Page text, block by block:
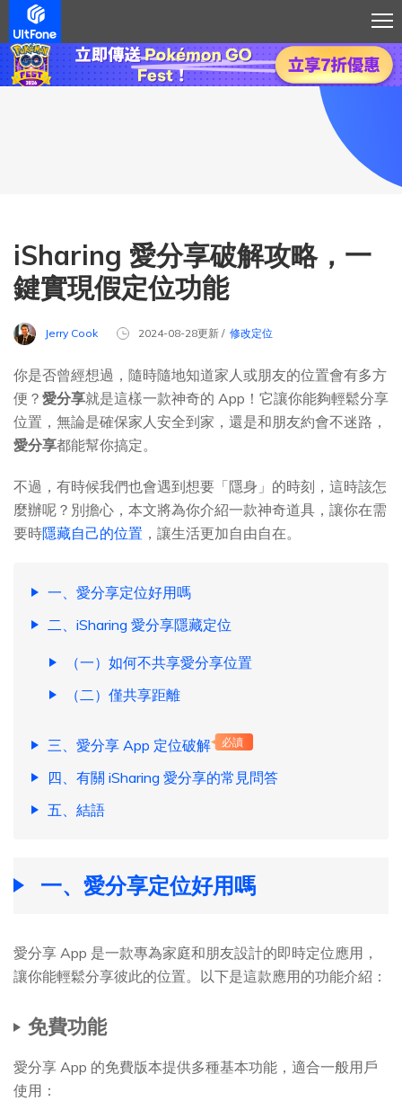
iSharing 愛分享破解攻略，一
鍵實現假定位功能
Jerry Cook 2024-08-28更新 / 修改定位
你是否曾經想過，隨時隨地知道家人或朋友的位置會有多方
便？ 愛分享就是這樣一款神奇的 App！它讓你能夠輕鬆分享
位置，無論是確保家人安全到家，還是和朋友約會不迷路，
愛分享都能幫你搞定。
不過，有時候我們也會遇到想要「隱身」的時刻，這時該怎
麼辦呢？別擔心，本文將為你介紹一款神奇道具，讓你在需
要時隱藏自己的位置 ，讓生活更加自由自在。
一、愛分享定位好用嗎
二、iSharing 愛分享隱藏定位
（一）如何不共享愛分享位置
（二）僅共享距離
三、愛分享 App 定位破解 必讀
四、有關 iSharing 愛分享的常見問答
五、結語
一、愛分享定位好用嗎
愛分享 App 是一款專為家庭和朋友設計的即時定位應用，
讓你能輕鬆分享彼此的位置。以下是這款應用的功能介紹：
免費功能
愛分享 App 的免費版本提供多種基本功能，適合一般用戶
使用：